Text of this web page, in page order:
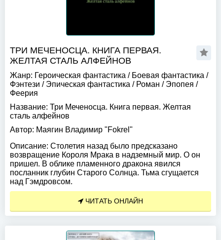
ТРИ МЕЧЕНОСЦА. КНИГА ПЕРВАЯ.
ЖЕЛТАЯ СТАЛЬ АЛФЕЙНОВ
Жанр: Героическая фантастика / Боевая фантастика /
Фэнтези / Эпическая фантастика / Роман / Эпопея /
Феерия
Название: Три Меченосца. Книга первая. Желтая
сталь алфейнов
Автор: Маягин Владимир "Fokrel"
Описание: Столетия назад было предсказано
возвращение Короля Мрака в надземный мир. О он
пришел. В облике пламенного дракона явился
посланник глубин Старого Солнца. Тьма сгущается
над Гэмдровсом.
ЧИТАТЬ ОНЛАЙН